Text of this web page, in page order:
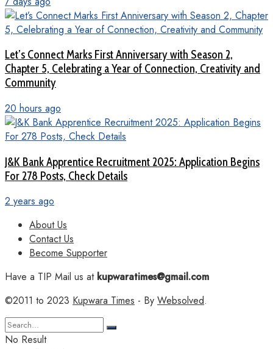
Let’s Connect Marks First Anniversary with Season 2,
Chapter 5, Celebrating a Year of Connection, Creativity and
Community
20 hours ago
J&K Bank Apprentice Recruitment 2025: Application Begins
For 278 Posts, Check Details
2 years ago
About Us
Contact Us
Become Supporter
Have a TIP Mail us atkupwaratimes@gmail.com
©2011 to 2023 Kupwara Times - By Websolved.
No Result